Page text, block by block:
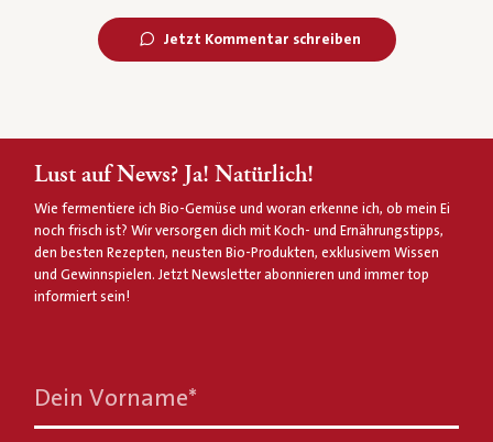
Jetzt Kommentar schreiben
Lust auf News? Ja! Natürlich!
Wie fermentiere ich Bio-Gemüse und woran erkenne ich, ob mein Ei
noch frisch ist? Wir versorgen dich mit Koch- und Ernährungstipps,
den besten Rezepten, neusten Bio-Produkten, exklusivem Wissen
und Gewinnspielen. Jetzt Newsletter abonnieren und immer top
informiert sein!
Dein Vorname*